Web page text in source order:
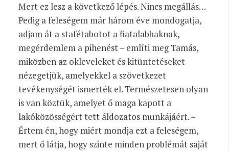
Mert ez lesz a következő lépés. Nincs megállás…
Pedig a feleségem már három éve mondogatja,
adjam át a stafétabotot a fiatalabbaknak,
megérdemlem a pihenést – említi meg Tamás,
miközben az okleveleket és kitüntetéseket
nézegetjük, amelyekkel a szövetkezet
tevékenységét ismerték el. Természetesen olyan
is van köztük, amelyet ő maga kapott a
lakóközösségért tett áldozatos munkájáért. –
Értem én, hogy miért mondja ezt a feleségem,
mert ő látja, hogy szinte minden problémát saját